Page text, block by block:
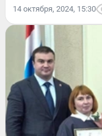
14 октября, 2024, 15:30